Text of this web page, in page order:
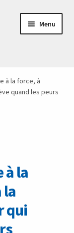
Menu
à la force, à
quand les peurs
à la
la
qui